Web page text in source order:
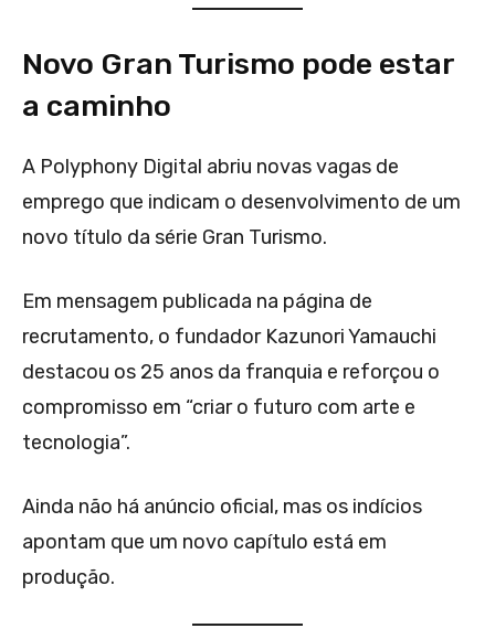
Novo Gran Turismo pode estar
a caminho
A Polyphony Digital abriu novas vagas de
emprego que indicam o desenvolvimento de um
novo título da série Gran Turismo.
Em mensagem publicada na página de
recrutamento, o fundador Kazunori Yamauchi
destacou os 25 anos da franquia e reforçou o
compromisso em “criar o futuro com arte e
tecnologia”.
Ainda não há anúncio oficial, mas os indícios
apontam que um novo capítulo está em
produção.